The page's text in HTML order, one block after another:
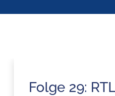
Folge 29: